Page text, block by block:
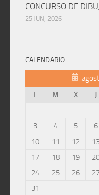
CONCURSO DE
25 JUN, 2026
CALENDARIO
L
M X J
3
4 5 6
10
11 12
17
18 19
24
25 26
31